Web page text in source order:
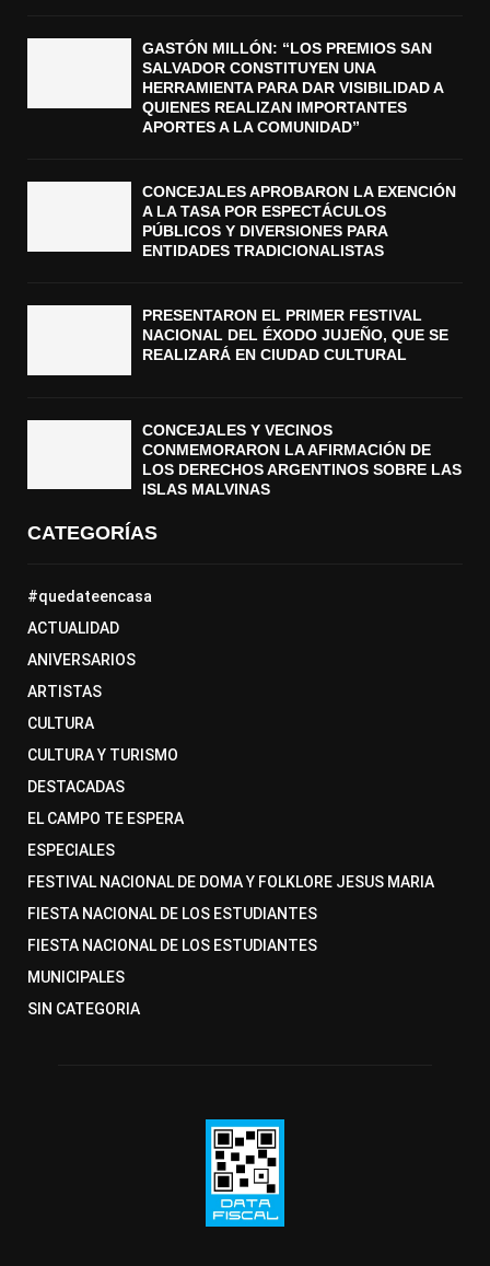
GASTÓN MILLÓN: “LOS PREMIOS SAN
SALVADOR CONSTITUYEN UNA
HERRAMIENTA PARA DAR VISIBILIDAD A
QUIENES REALIZAN IMPORTANTES
APORTES A LA COMUNIDAD”
CONCEJALES APROBARON LA EXENCIÓN
A LA TASA POR ESPECTÁCULOS
PÚBLICOS Y DIVERSIONES PARA
ENTIDADES TRADICIONALISTAS
PRESENTARON EL PRIMER FESTIVAL
NACIONAL DEL ÉXODO JUJEÑO, QUE SE
REALIZARÁ EN CIUDAD CULTURAL
CONCEJALES Y VECINOS
CONMEMORARON LA AFIRMACIÓN DE
LOS DERECHOS ARGENTINOS SOBRE LAS
ISLAS MALVINAS
CATEGORÍAS
#quedateencasa
ACTUALIDAD
ANIVERSARIOS
ARTISTAS
CULTURA
CULTURA Y TURISMO
DESTACADAS
EL CAMPO TE ESPERA
ESPECIALES
FESTIVAL NACIONAL DE DOMA Y FOLKLORE JESUS MARIA
FIESTA NACIONAL DE LOS ESTUDIANTES
FIESTA NACIONAL DE LOS ESTUDIANTES
MUNICIPALES
SIN CATEGORIA